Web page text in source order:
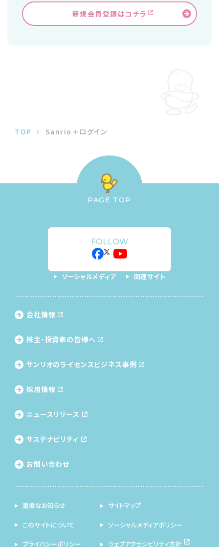
新規会員登録はコチラ
TOP Sanrio＋ログイン
PAGE TOP
FOLLOW
ソーシャルメディア 関連サイト
会社情報
株主・投資家の皆様へ
サンリオのライセンス ビジネス事例
採用情報
ニュースリリース
サステナビリティ
お問い合わせ
重要なお知らせ サイトマップ
このサイトについて ソーシャルメディアポリシー
プライバシーポリシー ウェブアクセシビリティ方針